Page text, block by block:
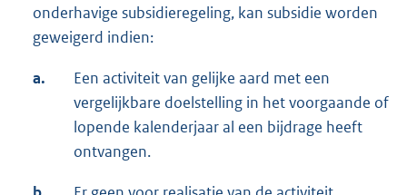
onderhavige subsidieregeling, kan subsidie worden
geweigerd indien:
a.
Een activiteit van gelijke aard met een
vergelijkbare doelstelling in het voorgaande of
lopende kalenderjaar al een bijdrage heeft
ontvangen.